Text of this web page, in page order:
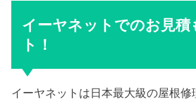
イーヤネットでのお見積
ト！
イーヤネットは日本最大級の屋根修